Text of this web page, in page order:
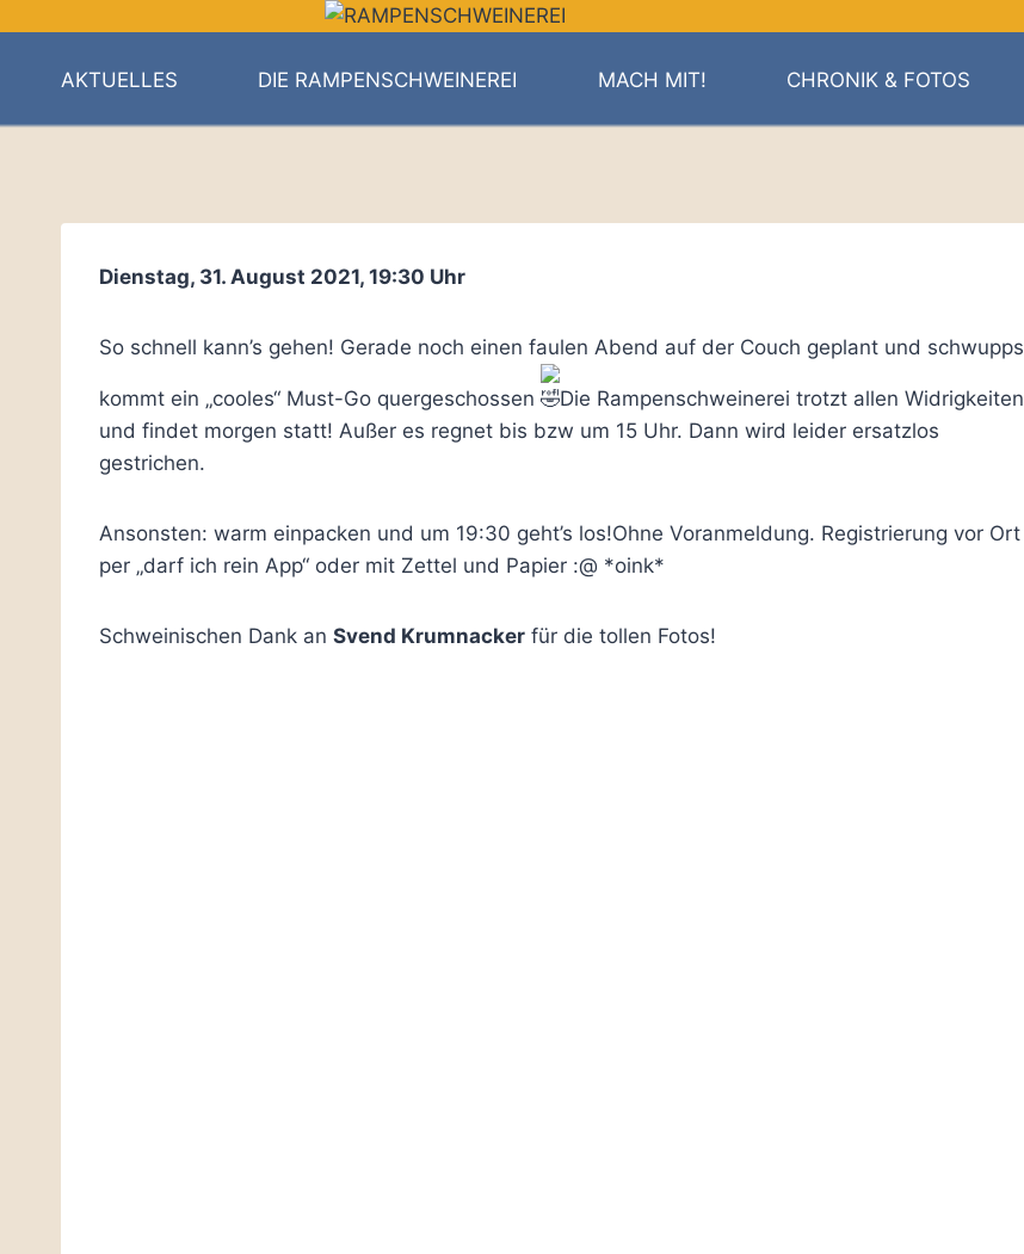
springenAKTUELLES DIE RAMPENSCHWEINEREI MACH MIT! CHRONIK & FOTOS
Dienstag, 31. August 2021, 19:30 Uhr
So schnell kann’s gehen! Gerade noch einen faulen Abend auf der Couch geplant und schwupps
kommt ein „cooles“ Must-Go quergeschossen
Die Rampenschweinerei trotzt allen Widrigkeiten
und findet morgen statt! Außer es regnet bis bzw um 15 Uhr. Dann wird leider ersatzlos
gestrichen.
Ansonsten: warm einpacken und um 19:30 geht’s los!Ohne Voranmeldung. Registrierung vor Ort
per „darf ich rein App“ oder mit Zettel und Papier :@ *oink*
Schweinischen Dank an Svend Krumnacker für die tollen Fotos!